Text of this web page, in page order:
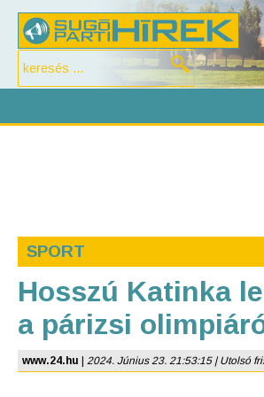
SPORT
Hosszú Katinka
a párizsi
www.24.hu 2024. Június 23. 21:53:15 | Utolsó